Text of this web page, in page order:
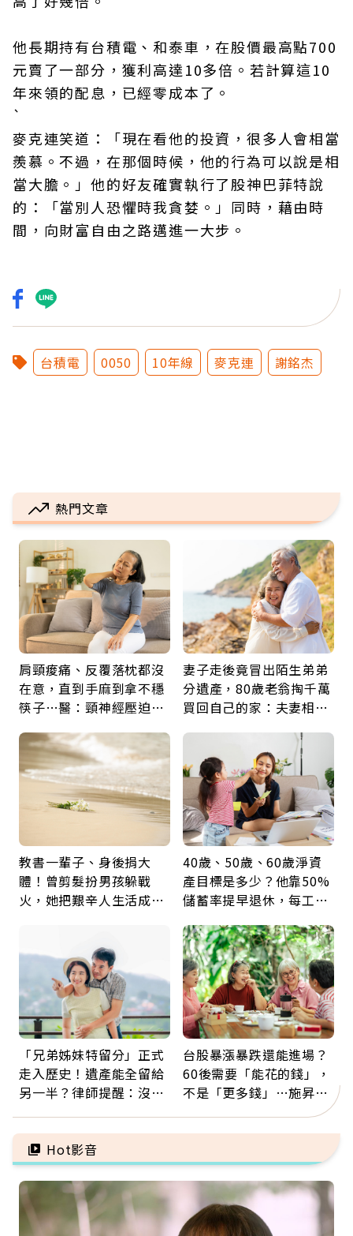
他長期持有台積電、和泰車，在股價最高點700
元賣了一部分，獲利高達10多倍。若計算這10
年來領的配息，已經零成本了。
`
麥克連笑道：「現在看他的投資，很多人會相當
羨慕。不過，在那個時候，他的行為可以說是相
當大膽。」他的好友確實執行了股神巴菲特說
的：「當別人恐懼時我貪婪。」同時，藉由時
間，向財富自由之路邁進一大步。
台積電 0050 10年線 麥克連 謝銘杰
熱門文章
肩頸痠痛、反覆落枕都沒
在意，直到手麻到拿不穩
筷子…醫：頸神經壓迫上
鍵
妻子走後竟冒出陌生弟弟
分遺產，80歲老翁掏千萬
買回自己的家：夫妻相守
教書一輩子、身後捐大
體！曾剪髮扮男孩躲戰
火，她把艱辛人生活成風
40歲、50歲、60歲淨資
產目標是多少？他靠50%
儲蓄率提早退休，每工作
「兄弟姊妹特留分」正式
走入歷史！遺產能全留給
另一半？律師提醒：沒做
台股暴漲暴跌還能進場？
60後需要「能花的錢」，
不是「更多錢」…施昇
輝：退休族最適合這種股
票
Hot影音